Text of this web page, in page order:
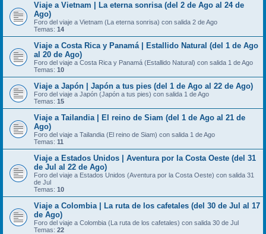
Viaje a Vietnam | La eterna sonrisa (del 2 de Ago al 24 de
Ago)
Foro del viaje a Vietnam (La eterna sonrisa) con salida 2 de Ago
Temas: 14
Viaje a Costa Rica y Panamá | Estallido Natural (del 1 de Ago
al 20 de Ago)
Foro del viaje a Costa Rica y Panamá (Estallido Natural) con salida 1 de Ago
Temas: 10
Viaje a Japón | Japón a tus pies (del 1 de Ago al 22 de Ago)
Foro del viaje a Japón (Japón a tus pies) con salida 1 de Ago
Temas: 15
Viaje a Tailandia | El reino de Siam (del 1 de Ago al 21 de
Ago)
Foro del viaje a Tailandia (El reino de Siam) con salida 1 de Ago
Temas: 11
Viaje a Estados Unidos | Aventura por la Costa Oeste (del 31
de Jul al 22 de Ago)
Foro del viaje a Estados Unidos (Aventura por la Costa Oeste) con salida 31
de Jul
Temas: 10
Viaje a Colombia | La ruta de los cafetales (del 30 de Jul al 17
de Ago)
Foro del viaje a Colombia (La ruta de los cafetales) con salida 30 de Jul
Temas: 22